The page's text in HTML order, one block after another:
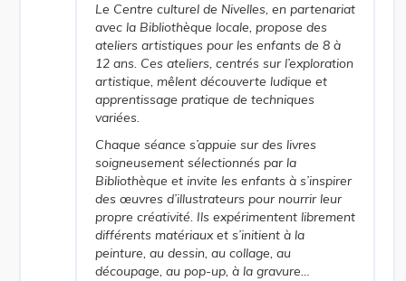
Le Centre culturel de Nivelles, en partenariat
avec la Bibliothèque locale, propose des
ateliers artistiques pour les enfants de 8 à
12 ans. Ces ateliers, centrés sur l’exploration
artistique, mêlent découverte ludique et
apprentissage pratique de techniques
variées.
Chaque séance s’appuie sur des livres
soigneusement sélectionnés par la
Bibliothèque et invite les enfants à s’inspirer
des œuvres d’illustrateurs pour nourrir leur
propre créativité. Ils expérimentent librement
différents matériaux et s’initient à la
peinture, au dessin, au collage, au
découpage, au pop-up, à la gravure…